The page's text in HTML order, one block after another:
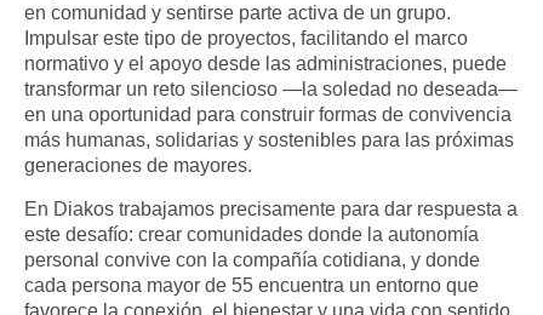
en comunidad y sentirse parte activa de un grupo.
Impulsar este tipo de proyectos, facilitando el marco
normativo y el apoyo desde las administraciones, puede
transformar un reto silencioso —la soledad no deseada—
en una oportunidad para construir formas de convivencia
más humanas, solidarias y sostenibles para las próximas
generaciones de mayores.​
En Diakos trabajamos precisamente para dar respuesta a
este desafío: crear comunidades donde la autonomía
personal convive con la compañía cotidiana, y donde
cada persona mayor de 55 encuentra un entorno que
favorece la conexión, el bienestar y una vida con sentido.